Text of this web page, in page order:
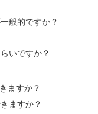
般的ですか？
いですか？
ますか？
ますか？